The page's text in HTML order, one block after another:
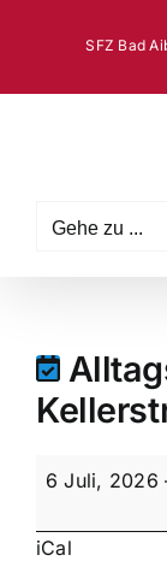
SFZ Bad
Gehe zu ...
6 Juli, 2026
iCal